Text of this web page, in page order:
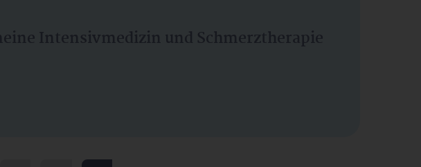
Intensivmedizin und Schmerztherapie